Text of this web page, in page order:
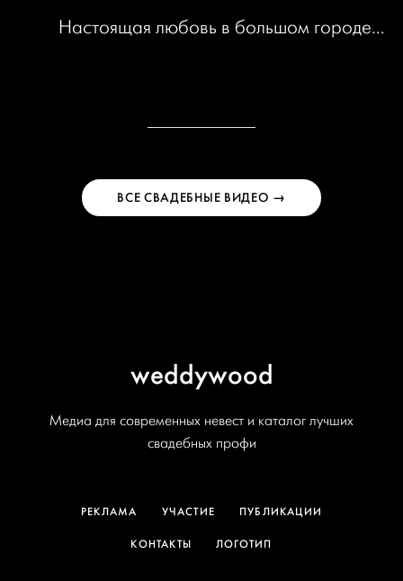
Настоящая любовь в большом городе…
ВСЕ СВАДЕБНЫЕ ВИДЕО →
weddywood
Медиа для современных невест и каталог лучших
свадебных профи
РЕКЛАМА УЧАСТИЕ ПУБЛИКАЦИИ
КОНТАКТЫ ЛОГОТИП